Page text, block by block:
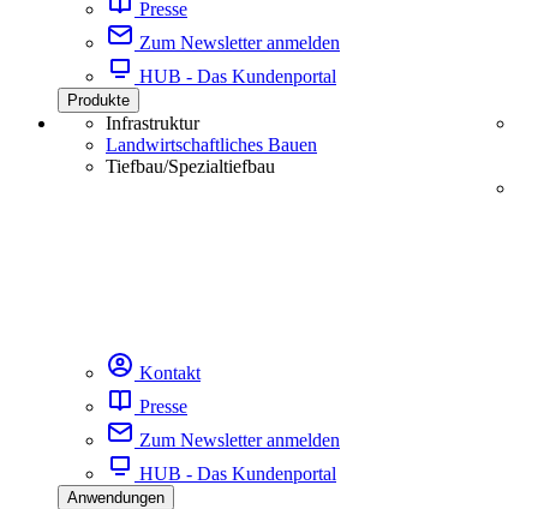
Presse
Zum Newsletter anmelden
HUB - Das Kundenportal
Produkte
Infrastruktur
Landwirtschaftliches Bauen
Tiefbau/Spezialtiefbau
Kontakt
Presse
Zum Newsletter anmelden
HUB - Das Kundenportal
Anwendungen